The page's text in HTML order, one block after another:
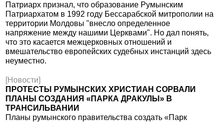
Патриарх признал, что образование Румынским
Патриархатом в 1992 году Бессарабской митрополии на
территории Молдовы "внесло определенное
напряжение между нашими Церквами". Но дал понять,
что это касается межцерковных отношений и
вмешательство европейских судебных инстанций здесь
неуместно.
[Новости]
ПРОТЕСТЫ РУМЫНСКИХ ХРИСТИАН СОРВАЛИ
ПЛАНЫ СОЗДАНИЯ «ПАРКА ДРАКУЛЫ» В
ТРАНСИЛЬВАНИИ
Планы румынского правительства создать «Парк